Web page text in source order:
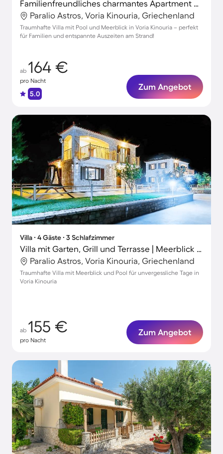
Familienfreundliches charmantes Apartment mit Grill, Garten und Whirlpool | Bergblick | Ideal für Homeoffice
Paralio Astros, Voria Kinouria, Griechenland
Traumhafte Villa mit Pool und Meerblick in Voria Kinouria – perfekt
für Familien und entspannte Auszeiten am Strand!
ab 164 €
pro Nacht
5.0
Zum Angebot
Villa ∙ 4 Gäste ∙ 3 Schlafzimmer
Villa mit Garten, Grill und Terrasse | Meerblick | Ideal für Homeoffice
Paralio Astros, Voria Kinouria, Griechenland
Traumhafte Villa mit Meerblick und Pool für unvergessliche Tage in
Voria Kinouria
ab 155 €
pro Nacht
Zum Angebot